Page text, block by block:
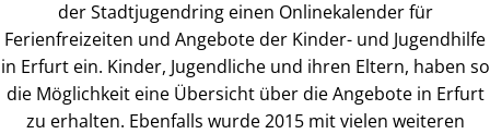
der Stadtjugendring einen Onlinekalender für
Ferienfreizeiten und Angebote der Kinder- und Jugendhilfe
in Erfurt ein. Kinder, Jugendliche und ihren Eltern, haben so
die Möglichkeit eine Übersicht über die Angebote in Erfurt
zu erhalten. Ebenfalls wurde 2015 mit vielen weiteren